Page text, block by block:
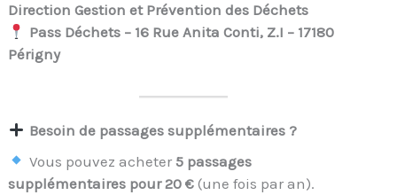
Direction Gestion et Prévention des Déchets
Pass Déchets – 16 Rue Anita Conti, Z.I – 17180
Périgny
Besoin de passages supplémentaires ?
Vous pouvez acheter 5 passages
supplémentaires pour 20 € (une fois par an).